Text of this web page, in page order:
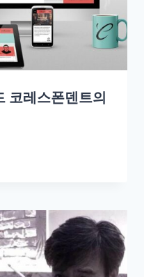
코레스폰덴트의